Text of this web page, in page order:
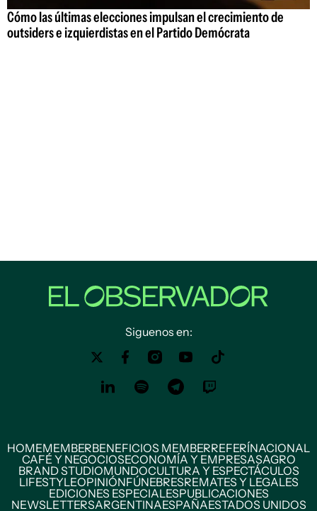
Cómo las últimas elecciones impulsan el crecimiento de
outsiders e izquierdistas en el Partido Demócrata
Siguenos en:
HOMEMEMBERBENEFICIOS MEMBERREFERÍNACIONAL
CAFÉ Y NEGOCIOSECONOMÍA Y EMPRESASAGRO
BRAND STUDIOMUNDOCULTURA Y ESPECTÁCULOS
LIFESTYLEOPINIÓNFÚNEBRESREMATES Y LEGALES
EDICIONES ESPECIALESPUBLICACIONES
NEWSLETTERSARGENTINAESPAÑAESTADOS UNIDOS